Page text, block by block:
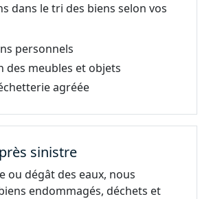
dans le tri des biens selon vos
personnels
des meubles et objets
agréée
sinistre
ou dégât des eaux, nous
endommagés, déchets et